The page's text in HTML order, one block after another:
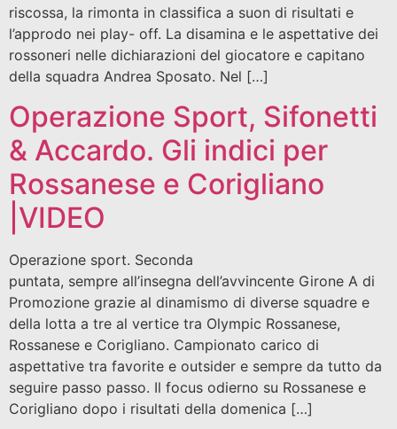
riscossa, la rimonta in classifica a suon di risultati e
l’approdo nei play- off. La disamina e le aspettative dei
rossoneri nelle dichiarazioni del giocatore e capitano
della squadra Andrea Sposato. Nel […]
Operazione Sport, Sifonetti
& Accardo. Gli indici per
Rossanese e Corigliano
|VIDEO
Operazione sport. Seconda
puntata, sempre all’insegna dell’avvincente Girone A di
Promozione grazie al dinamismo di diverse squadre e
della lotta a tre al vertice tra Olympic Rossanese,
Rossanese e Corigliano. Campionato carico di
aspettative tra favorite e outsider e sempre da tutto da
seguire passo passo. Il focus odierno su Rossanese e
Corigliano dopo i risultati della domenica […]